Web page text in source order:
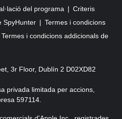
del programa
Criteris
SpyHunter
Termes i condicions
Termes i condicions addicionals de
3r Floor, Dublín 2 D02XD82
privada limitada per accions,
597114.